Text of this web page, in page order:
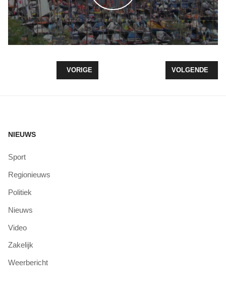
VORIG ARTIKEL: NAWAKA GONDELVAART
VORIGE VOLGENDE
VOLGENDE
NIEUWS
Sport
Regionieuws
Politiek
Nieuws
Video
Zakelijk
Weerbericht